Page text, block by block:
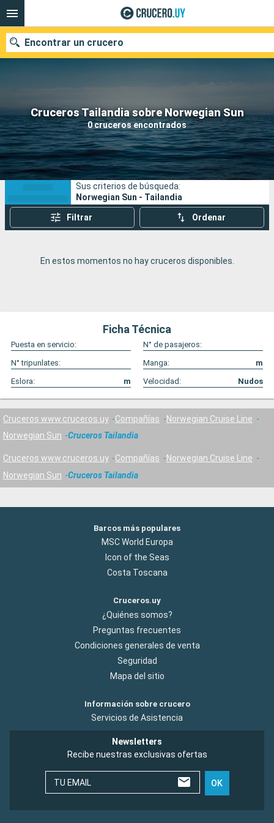
Cruceros Tailandia sobre Norwegian Sun
0 cruceros encontrados
Encontrar un crucero
Nuestros destinos
Fecha de salida
Puertos Compañías
Buscar
Sus criterios de búsqueda:
Norwegian Sun - Tailandia
Filtrar Ordenar
En estos momentos no hay cruceros disponibles.
Ficha Técnica
Puesta en servicio:
N° de pasajeros:
N° tripunlates:
Manga:
m
Eslora:
m Velocidad: Nudos
Cruceros www.cruceros.uy Compañías
Norwegian Cruise Line
Norwegian Sun
Cruceros Tailandia
Cruceros www.cruceros.uy Compañías
Norwegian Cruise Line
Norwegian Sun
Cruceros Tailandia
Barcos más populares
MSC World Europa
Icon of the Seas
Costa Toscana
Cruceros.uy
¿Quiénes somos?
Preguntas frecuentes
Condiciones generales de venta
Seguridad
Mapa del sitio
Información sobre crucero
Servicios de Asistencia
Newsletters
Recibe nuestras exclusivas ofertas
TU EMAIL OK